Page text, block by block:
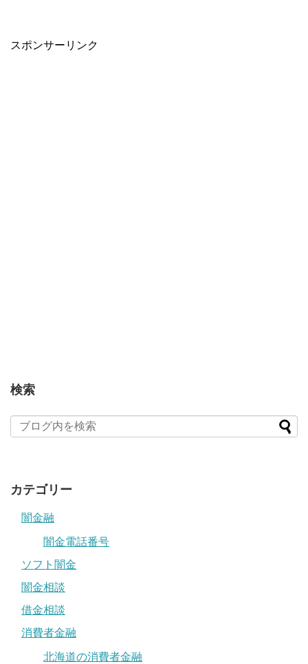
スポンサーリンク
検索
カテゴリー
闇金融
闇金電話番号
ソフト闇金
闇金相談
借金相談
消費者金融
北海道の消費者金融